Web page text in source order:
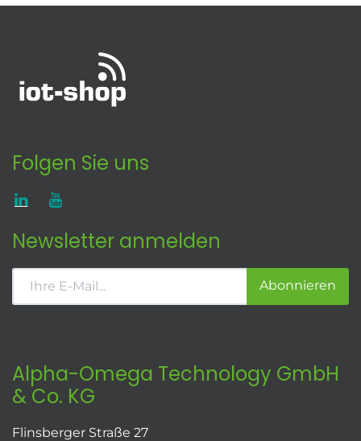
Folgen Sie uns
Newsletter anmelden
Abonnieren
Alpha-Omega Technology GmbH
& Co. KG
Flinsberger Straße 27